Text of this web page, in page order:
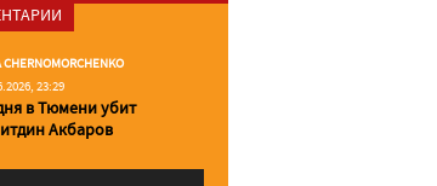
CHERNOMORCHENKO
23:29
в Тюмени убит
Акбаров